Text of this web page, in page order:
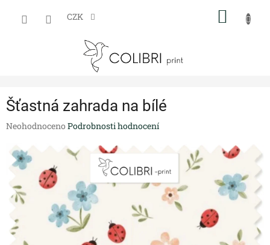
CZK
Šťastná zahrada na bílé
Průměrné
produktu
je
hvězdiček.
Neohodnoceno Podrobnosti hodnocení